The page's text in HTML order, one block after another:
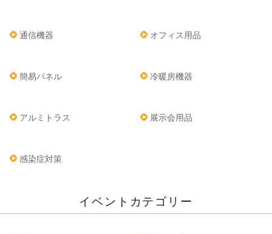
通信機器 オフィス用品
簡易パネル 冷暖房機器
アルミトラス 展示会用品
感染症対策
イベントカテゴリー